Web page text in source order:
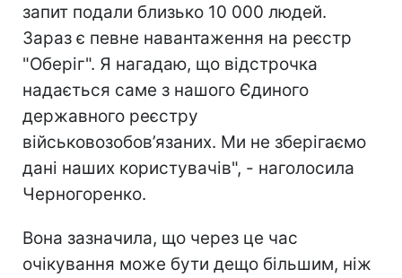
запит подали близько 10 000 людей.
Зараз є певне навантаження на реєстр
"Оберіг". Я нагадаю, що відстрочка
надається саме з нашого Єдиного
державного реєстру
військовозобов’язаних. Ми не зберігаємо
дані наших користувачів", - наголосила
Черногоренко.
Вона зазначила, що через це час
очікування може бути дещо більшим, ніж